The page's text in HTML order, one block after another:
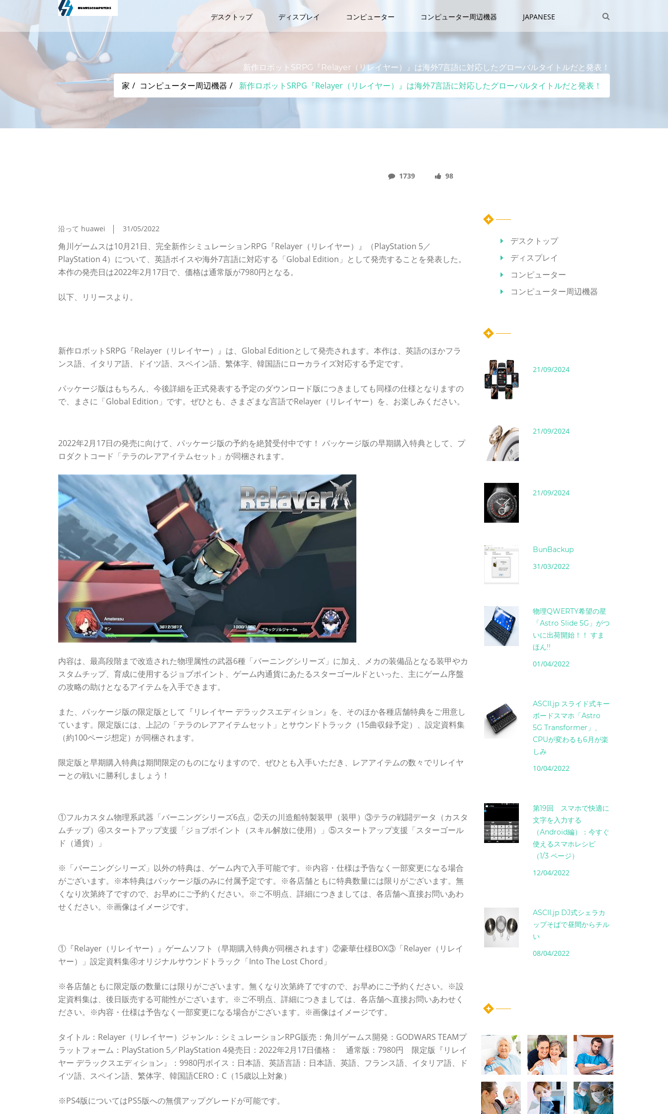
デスクトップ ディスプレイ コンピューター コンピューター周辺機器 JAPANESE
新作ロボットSRPG『Relayer（リレイヤー）』は海外7言語に対応したグローバルタイトルだと発表！
家 コンピューター周辺機器 新作ロボットSRPG『Relayer（リレイヤー）』は海外7言語に対応したグローバルタイトルだと発表！
1739 98
沿って huawei 31/05/2022
角川ゲームスは10月21日、完全新作シミュレーションRPG『Relayer（リレイヤー）』（PlayStation 5／
PlayStation 4）について、英語ボイスや海外7言語に対応する「Global Edition」として発売することを発表した。
本作の発売日は2022年2月17日で、価格は通常版が7980円となる。
以下、リリースより。
新作ロボットSRPG『Relayer（リレイヤー）』は、Global Editionとして発売されます。本作は、英語のほかフラ
ンス語、イタリア語、ドイツ語、スペイン語、繁体字、韓国語にローカライズ対応する予定です。
パッケージ版はもちろん、今後詳細を正式発表する予定のダウンロード版につきましても同様の仕様となりますの
で、まさに「Global Edition」です。ぜひとも、さまざまな言語でRelayer（リレイヤー）を、お楽しみください。
2022年2月17日の発売に向けて、パッケージ版の予約を絶賛受付中です！ パッケージ版の早期購入特典として、プ
ロダクトコード「テラのレアアイテムセット」が同梱されます。
内容は、最高段階まで改造された物理属性の武器6種「バーニングシリーズ」に加え、メカの装備品となる装甲やカ
スタムチップ、育成に使用するジョブポイント、ゲーム内通貨にあたるスターゴールドといった、主にゲーム序盤
の攻略の助けとなるアイテムを入手できます。
また、パッケージ版の限定版として『リレイヤー デラックスエディション』を、そのほか各種店舗特典をご用意し
ています。限定版には、上記の「テラのレアアイテムセット」とサウンドトラック（15曲収録予定）、設定資料集
（約100ページ想定）が同梱されます。
限定版と早期購入特典は期間限定のものになりますので、ぜひとも入手いただき、レアアイテムの数々でリレイヤ
ーとの戦いに勝利しましょう！
①フルカスタム物理系武器「バーニングシリーズ6点」②天の川造船特製装甲（装甲）③テラの戦闘データ（カスタ
ムチップ）④スタートアップ支援「ジョブポイント（スキル解放に使用）」⑤スタートアップ支援「スターゴール
ド（通貨）」
※「バーニングシリーズ」以外の特典は、ゲーム内で入手可能です。※内容・仕様は予告なく一部変更になる場合
がございます。※本特典はパッケージ版のみに付属予定です。※各店舗ともに特典数量には限りがございます。無
くなり次第終了ですので、お早めにご予約ください。※ご不明点、詳細につきましては、各店舗へ直接お問いあわ
せください。※画像はイメージです。
①『Relayer（リレイヤー）』ゲームソフト（早期購入特典が同梱されます）②豪華仕様BOX③「Relayer（リレイ
ヤー）」設定資料集④オリジナルサウンドトラック「Into The Lost Chord」
※各店舗ともに限定版の数量には限りがございます。無くなり次第終了ですので、お早めにご予約ください。※設
定資料集は、後日販売する可能性がございます。※ご不明点、詳細につきましては、各店舗へ直接お問いあわせく
ださい。※内容・仕様は予告なく一部変更になる場合がございます。※画像はイメージです。
タイトル：Relayer（リレイヤー）ジャンル：シミュレーションRPG販売：角川ゲームス開発：GODWARS TEAMプ
ラットフォーム：PlayStation 5／PlayStation 4発売日：2022年2月17日価格： 通常版：7980円 限定版『リレイ
ヤー デラックスエディション』：9980円ボイス：日本語、英語言語：日本語、英語、フランス語、イタリア語、ド
イツ語、スペイン語、繁体字、韓国語CERO：C（15歳以上対象）
※PS4版についてはPS5版への無償アップグレードが可能です。
デスクトップ
ディスプレイ
コンピューター
コンピューター周辺機器
21/09/2024
21/09/2024
21/09/2024
BunBackup
31/03/2022
物理QWERTY希望の星
「Astro Slide 5G」がつ
いに出荷開始！！ すま
ほん!!
01/04/2022
ASCII.jp スライド式キー
ボードスマホ「Astro
5G Transformer」、
CPUが変わるも6月が楽
しみ
10/04/2022
第19回 スマホで快適に
文字を入力する
（Android編）：今すぐ
使えるスマホレシピ
（1/3 ページ）
12/04/2022
ASCII.jp DJ式シェラカ
ップそばで昼間からチル
い
08/04/2022